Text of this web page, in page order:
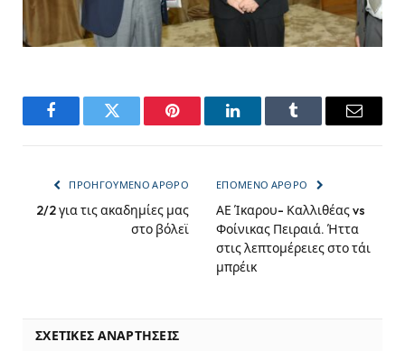
FacebookTwitter Pinterest LinkedInTumblr Email
ΠΡΟΗΓΟΎΜΕΝΟ ΆΡΘΡΟ
2/2 για τις ακαδημίες μας
στο βόλεϊ
ΕΠΌΜΕΝΟ ΆΡΘΡΟ
ΑΕ Ίκαρου- Καλλιθέας vs
Φοίνικας Πειραιά. Ήττα
στις λεπτομέρειες στο τάι
μπρέικ
ΣΧΕΤΙΚΈΣ ΑΝΑΡΤΉΣΕΙΣ